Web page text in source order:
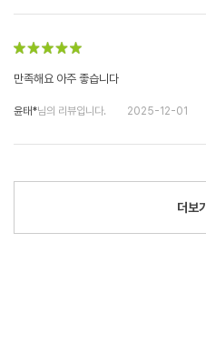
만족해요 아주 좋습니다
윤태*님의 리뷰입니다. 2025-12-01
더보기